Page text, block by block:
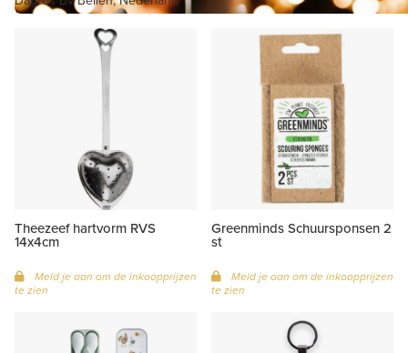
Theezeef hartvorm RVS
14x4cm
Meld je aan om de inkoopprijzen
te zien
Greenminds Schuursponsen 2
st
Meld je aan om de inkoopprijzen
te zien